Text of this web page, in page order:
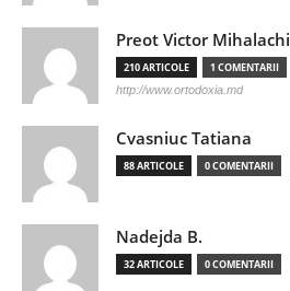
Preot Victor Mihalachi
210 ARTICOLE 1 COMENTARII
http://www.ortodoxia.md
Cvasniuc Tatiana
88 ARTICOLE 0 COMENTARII
Nadejda B.
32 ARTICOLE 0 COMENTARII